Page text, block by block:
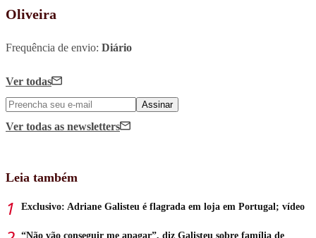
Oliveira
Frequência de envio: Diário
Ver todas
Assinar
Ver todas as newsletters
Leia também
Exclusivo: Adriane Galisteu é flagrada em loja em Portugal; vídeo
“Não vão conseguir me apagar”, diz Galisteu sobre família de